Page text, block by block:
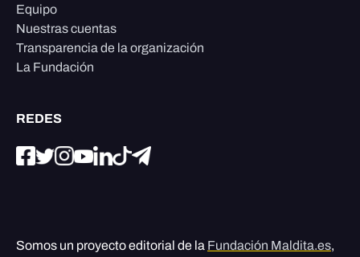
Equipo
Nuestras cuentas
Transparencia de la organización
La Fundación
REDES
Somos un proyecto editorial de la Fundación Maldita.es,